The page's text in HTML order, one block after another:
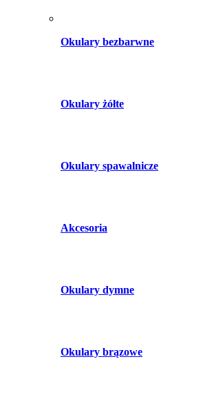
Okulary bezbarwne
Okulary żółte
Okulary spawalnicze
Akcesoria
Okulary dymne
Okulary brązowe